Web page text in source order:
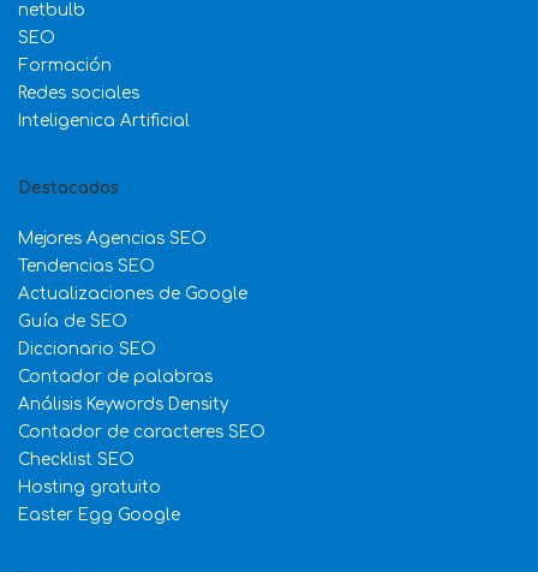
netbulb
SEO
Formación
Redes sociales
Inteligenica Artificial
Destacados
Mejores Agencias SEO
Tendencias SEO
Actualizaciones de Google
Guía de SEO
Diccionario SEO
Contador de palabras
Análisis Keywords Density
Contador de caracteres SEO
Checklist SEO
Hosting gratuito
Easter Egg Google